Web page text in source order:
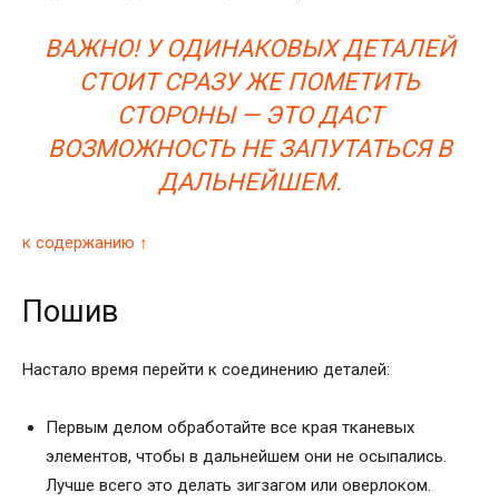
ВАЖНО! У ОДИНАКОВЫХ ДЕТАЛЕЙ
СТОИТ СРАЗУ ЖЕ ПОМЕТИТЬ
СТОРОНЫ — ЭТО ДАСТ
ВОЗМОЖНОСТЬ НЕ ЗАПУТАТЬСЯ В
ДАЛЬНЕЙШЕМ.
к содержанию ↑
Пошив
Настало время перейти к соединению деталей:
Первым делом обработайте все края тканевых
элементов, чтобы в дальнейшем они не осыпались.
Лучше всего это делать зигзагом или оверлоком.